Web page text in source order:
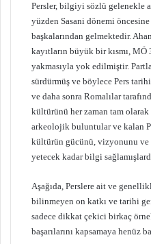
Persler, bilgiyi sözlü gelenekle
yüzden Sasani dönemi
başkalarından gelmektedir.
kayıtların büyük bir kısmı, MÖ
yakmasıyla yok edilmiştir.
sürdürmüş ve böylece Pers
ve daha sonra Romalılar
kültürünü her zaman tam olarak
arkeolojik buluntular ve kalan
kültürün gücünü, vizyonunu ve
yetecek kadar bilgi
Aşağıda, Perslere ait ve
bilinmeyen on katkı ve tarihi
sadece dikkat çekici birkaç
başarılarını kapsamaya henüz